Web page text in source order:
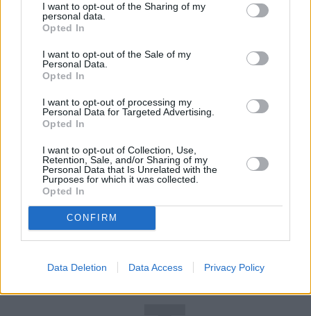
I want to opt-out of the Sharing of my
personal data.
Opted In
I want to opt-out of the Sale of my
Personal Data.
Opted In
I want to opt-out of processing my
Personal Data for Targeted Advertising.
Opted In
I want to opt-out of Collection, Use,
Retention, Sale, and/or Sharing of my
Personal Data that Is Unrelated with the
Purposes for which it was collected.
Opted In
CONFIRM
Data Deletion Data Access Privacy Policy
Poprzez regularne szczepienia mobilizujemy przy
okazji mechanizmy odporności nieswoistej i
uzyskujemy efekty w chorobach, u podłoża których
proces zapalny
, jak miażdżyca i choroby
sercowo-naczyniowe – wyjaśnia prof. Zajkowska.
REKLAMA